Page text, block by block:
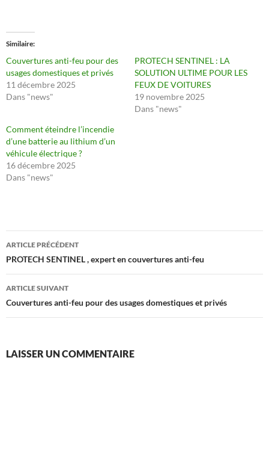
Similaire
Couvertures anti-feu pour des
usages domestiques et privés
11 décembre 2025
Dans "news"
PROTECH SENTINEL : LA
SOLUTION ULTIME POUR LES
FEUX DE VOITURES
19 novembre 2025
Dans "news"
Comment éteindre l’incendie
d’une batterie au lithium d’un
véhicule électrique ?
16 décembre 2025
Dans "news"
Navigation
des
articles
ARTICLE PRÉCÉDENT
PROTECH SENTINEL , expert en couvertures anti-feu
ARTICLE SUIVANT
Couvertures anti-feu pour des usages domestiques et privés
LAISSER UN COMMENTAIRE